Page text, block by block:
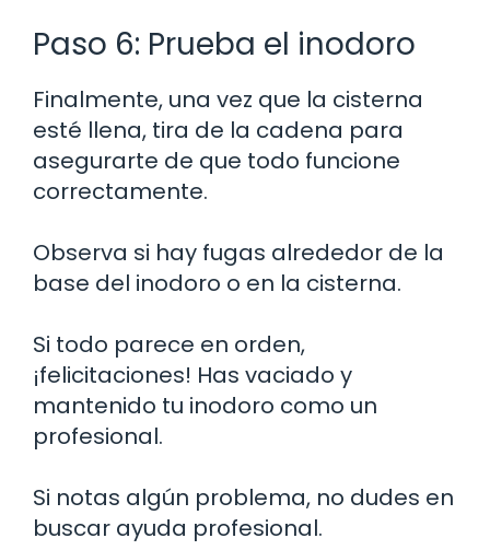
Paso 6: Prueba el inodoro
Finalmente, una vez que la cisterna
esté llena, tira de la cadena para
asegurarte de que todo funcione
correctamente.
Observa si hay fugas alrededor de la
base del inodoro o en la cisterna.
Si todo parece en orden,
¡felicitaciones! Has vaciado y
mantenido tu inodoro como un
profesional.
Si notas algún problema, no dudes en
buscar ayuda profesional.